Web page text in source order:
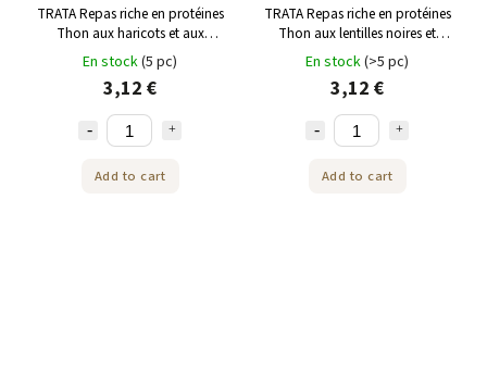
TRATA Repas riche en protéines
Thon aux haricots et aux
épinards 140 g
En stock(5 pc)
3,12 €
Add to cart
TRATA Repas riche en protéines
Thon aux lentilles noires et
potiron 140 g
En stock(>5 pc)
3,12 €
Add to cart